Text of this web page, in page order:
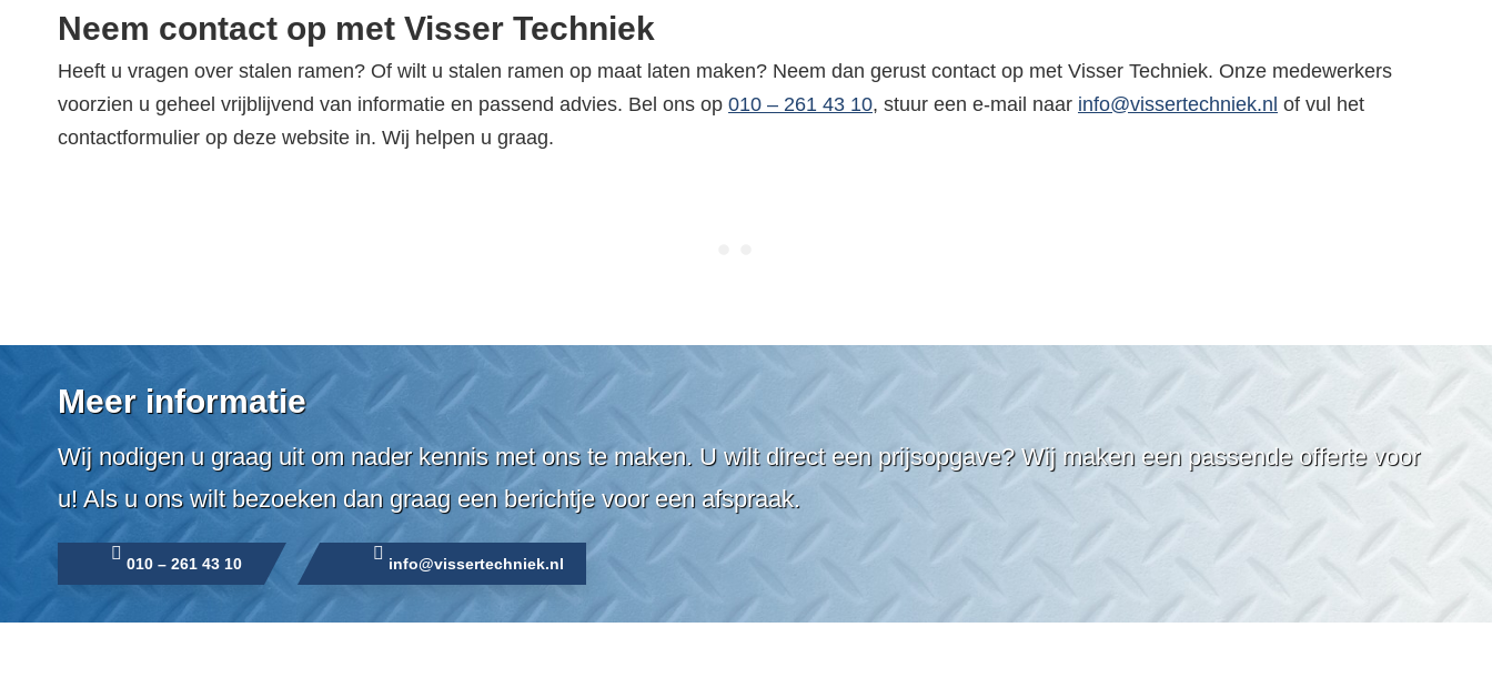
Neem contact op met Visser Techniek
Heeft u vragen over stalen ramen? Of wilt u stalen ramen op maat laten maken? Neem dan gerust contact op met Visser Techniek. Onze medewerkers
voorzien u geheel vrijblijvend van informatie en passend advies. Bel ons op 010 – 261 43 10, stuur een e-mail naar info@vissertechniek.nl of vul het
contactformulier op deze website in. Wij helpen u graag.
Meer informatie
Wij nodigen u graag uit om nader kennis met ons te maken. U wilt direct een prijsopgave? Wij maken een passende offerte voor
u! Als u ons wilt bezoeken dan graag een berichtje voor een afspraak.
010 – 261 43 10 info@vissertechniek.nl